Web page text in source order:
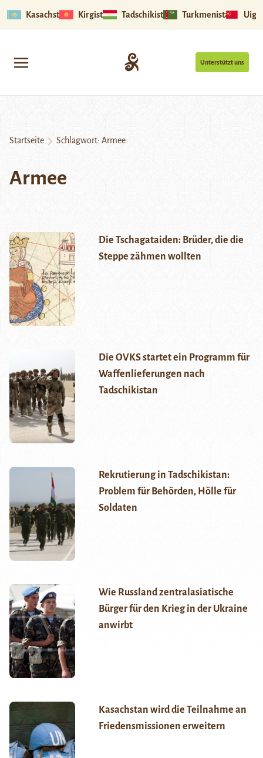
Kasachstan Kirgistan Tadschikistan Turkmenistan
Unterstützt uns
Startseite Schlagwort: Armee
Armee
Die Tschagataiden: Brüder, die die
Steppe zähmen wollten
Die OVKS startet ein Programm für
Waffenlieferungen nach
Tadschikistan
Rekrutierung in Tadschikistan:
Problem für Behörden, Hölle für
Soldaten
Wie Russland zentralasiatische
Bürger für den Krieg in der Ukraine
anwirbt
Kasachstan wird die Teilnahme an
Friedensmissionen erweitern